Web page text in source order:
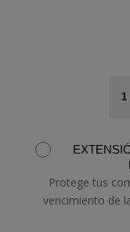
DE
Protege tus
vencimiento de